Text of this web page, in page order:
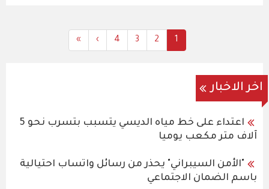
Current
page
1
All
Content
2
All
Content
3
All
Content
4
Next
page
›
Last
page
»
اخر الاخبار
اعتداء على خط مياه الديسي يتسبب بتسرب نحو 5
آلاف متر مكعب يوميا
"الأمن السيبراني" يحذر من رسائل واتساب احتيالية
باسم الضمان الاجتماعي